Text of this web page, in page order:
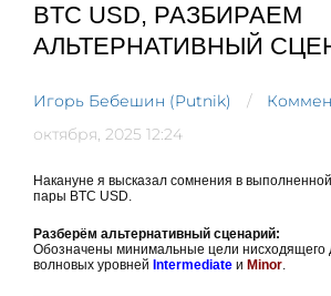
BTC USD, РАЗБИРАЕМ
АЛЬТЕРНАТИВНЫЙ
Игорь Бебешин (Putnik)
октября, 2025 12:24
Накануне я высказал сомнения в
пары BTC USD.
Разберём альтернативный сценарий:
Обозначены минимальные цели нисходящего
волновых уровней Intermediate и Minor.